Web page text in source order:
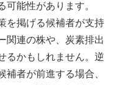
能性があります。
を掲げる候補者が支持
関連の株や、炭素排出
るかもしれません。逆
者が前進する場合、